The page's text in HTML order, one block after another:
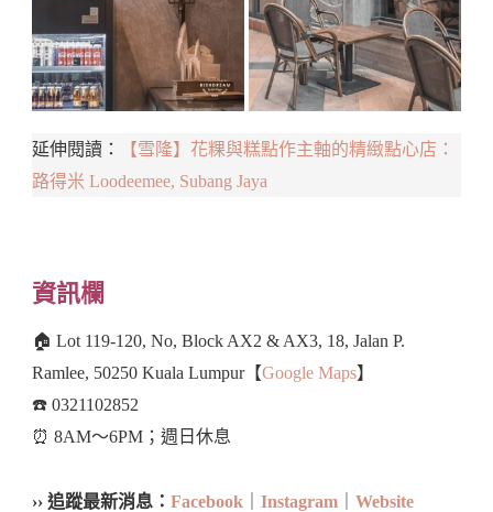
延伸閱讀：
【雪隆】花粿與糕點作主軸的精緻點心店：
路得米 Loodeemee, Subang Jaya
資訊欄
🏠 Lot 119-120, No, Block AX2 & AX3, 18, Jalan P.
Ramlee, 50250 Kuala Lumpur【Google Maps】
☎️ 0321102852
⏰ 8AM～6PM；週日休息
›› 追蹤最新消息： Facebook Instagram Website